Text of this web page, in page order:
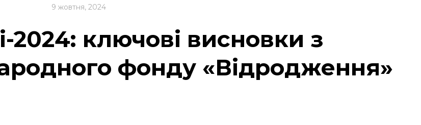
9 жовтня, 2024
2024: ключові висновки з
фонду «Відродження»